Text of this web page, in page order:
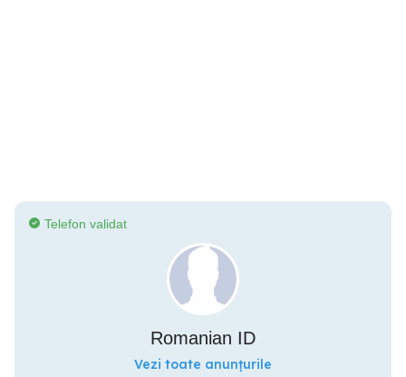
Telefon validat
Romanian ID
Vezi toate anunțurile